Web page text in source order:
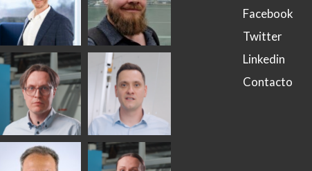
Robert Jenks
Pekka
Lyytikainen
Antti
Lehtokannas
Matthias
Fenske
Facebook
Twitter
Linkedin
Contacto